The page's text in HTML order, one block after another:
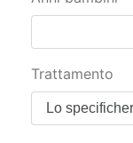
Trattamento